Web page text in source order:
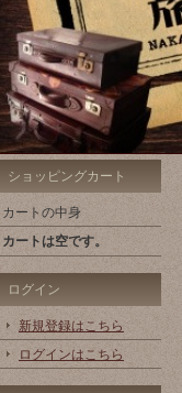
ショッピングカート
カートの中身
カートは空です。
ログイン
新規登録はこちら
ログインはこちら